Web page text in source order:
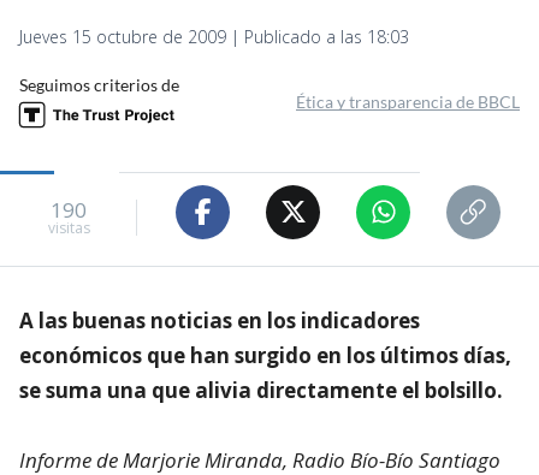
Jueves 15 octubre de 2009 | Publicado a las 18:03
Seguimos criterios de
Ética y transparencia de BBCL
190
visitas
A las buenas noticias en los indicadores
económicos que han surgido en los últimos días,
se suma una que alivia directamente el bolsillo.
Informe de Marjorie Miranda, Radio Bío-Bío Santiago